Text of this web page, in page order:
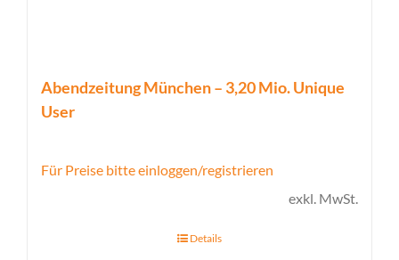
Abendzeitung München – 3,20 Mio. Unique
User
Für Preise bitte einloggen/registrieren
exkl. MwSt.
Details